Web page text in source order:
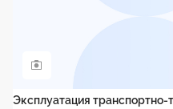
Эксплуатация транспортно-